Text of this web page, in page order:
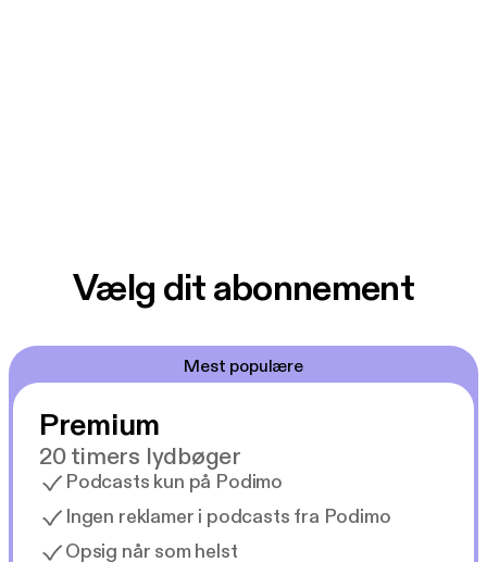
Vælg dit abonnement
Mest populære
Premium
20 timers lydbøger
Podcasts kun på Podimo
Ingen reklamer i podcasts fra Podimo
Opsig når som helst